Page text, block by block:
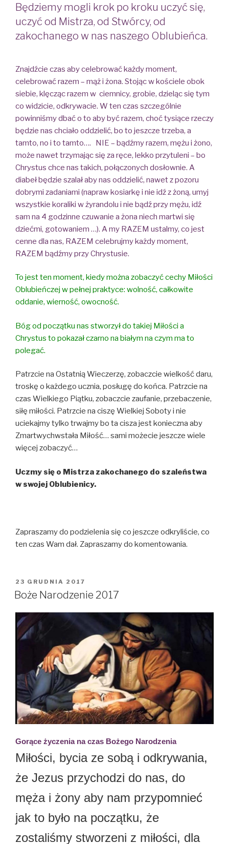
Będziemy mogli krok po kroku uczyć się,
uczyć od Mistrza, od Stwórcy, od
zakochanego w nas naszego Oblubieńca.
Znajdźcie czas aby celebrować każdy moment,
celebrować razem – mąż i żona. Stojąc w kościele obok
siebie, klęcząc razem w ciemnicy, grobie, dzieląc się tym
co widzicie, odkrywacie. W ten czas szczególnie
powinniśmy dbać o to aby być razem, choć tysiące rzeczy
będzie nas chciało oddzielić, bo to jeszcze trzeba, a
tamto, no i to tamto…. NIE – bądźmy razem, mężu i żono,
może nawet trzymając się za ręce, lekko przytuleni – bo
Chrystus chce nas takich, połączonych dosłownie. A
diabeł będzie szalał aby nas oddzielić, nawet z pozoru
dobrymi zadaniami (napraw kosiarkę i nie idź z żoną, umyj
wszystkie koraliki w żyrandolu i nie bądź przy mężu, idź
sam na 4 godzinne czuwanie a żona niech martwi się
dziećmi, gotowaniem …). A my RAZEM ustalmy, co jest
cenne dla nas, RAZEM celebrujmy każdy moment,
RAZEM bądźmy przy Chrystusie.
To jest ten moment, kiedy można zobaczyć cechy Miłości
Oblubieńczej w pełnej praktyce: wolność, całkowite
oddanie, wierność, owocność.
Bóg od początku nas stworzył do takiej Miłości a
Chrystus to pokazał czarno na białym na czym ma to
polegać.
Patrzcie na Ostatnią Wieczerzę, zobaczcie wielkość daru,
troskę o każdego ucznia, posługę do końca. Patrzcie na
czas Wielkiego Piątku, zobaczcie zaufanie, przebaczenie,
siłę miłości. Patrzcie na ciszę Wielkiej Soboty i nie
uciekajmy tylko trwajmy bo ta cisza jest konieczna aby
Zmartwychwstała Miłość… sami możecie jeszcze wiele
więcej zobaczyć…
Uczmy się o Mistrza zakochanego do szaleństwa
w swojej Oblubienicy.
Zapraszamy do podzielenia się co jeszcze odkryliście, co
ten czas Wam dał. Zapraszamy do komentowania.
OPUBLIKOWANE
W
23 GRUDNIA 2017
Boże Narodzenie 2017
Gorące życzenia na czas Bożego Narodzenia
Miłości, bycia ze sobą i odkrywania,
że Jezus przychodzi do nas, do
męża i żony aby nam przypomnieć
jak to było na początku, że
zostaliśmy stworzeni z miłości, dla